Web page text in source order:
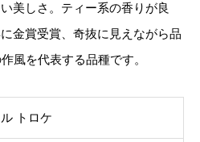
r
e
l
T
て大きく変動するため、カー
おります。
をお知らせいたします。送料
ら、メール到着後にキャンセ
美しさ。ティー系の香りが良
金賞受賞、奇抜に見えながら品
風を代表する品種です。
トロケ